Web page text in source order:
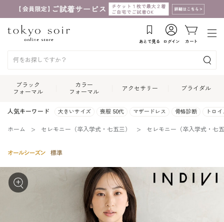
あとで見る ログイン カート
ブラック
フォーマル
カラー
フォーマル
アクセサリー ブライダル
人気キーワード 大きいサイズ 喪服 50代 マザードレス 骨格診断 トロ
ホーム セレモニー（卒入学式・七五三） セレモニー（卒入学式・七